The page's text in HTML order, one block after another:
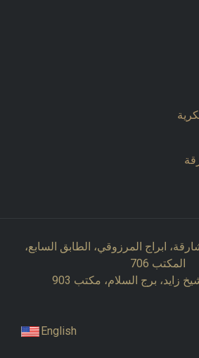
ابراج المرزوقي، الطابق السابع،
المكتب 706
زايد، برج السلام، مكتب 903
English